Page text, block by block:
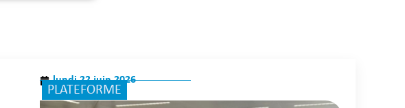
lundi 22 juin 2026
PLATEFORME